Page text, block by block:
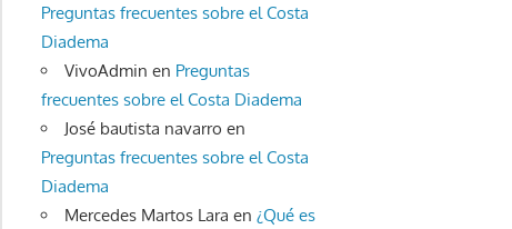
Preguntas frecuentes sobre el Costa
Diadema
VivoAdmin en Preguntas
frecuentes sobre el Costa Diadema
José bautista navarro en
Preguntas frecuentes sobre el Costa
Diadema
Mercedes Martos Lara en ¿Qué es